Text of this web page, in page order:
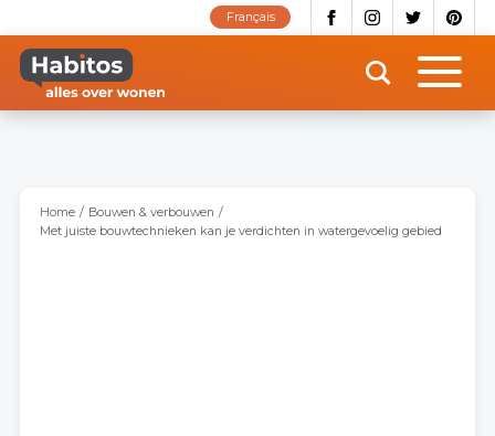
naar
inhoud
gaan
Français
Home
Bouwen & verbouwen
Met juiste bouwtechnieken kan je verdichten in watergevoelig gebied